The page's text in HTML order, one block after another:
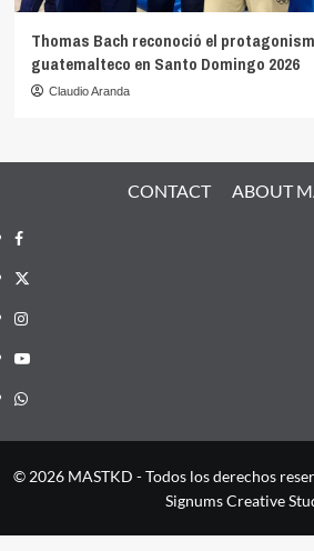
Thomas Bach reconoció el
guatemalteco en Santo Domingo 2026
Claudio Aranda
CONTACT ABOUT
Facebook
X
Instagram
YouTube
Whatsapp